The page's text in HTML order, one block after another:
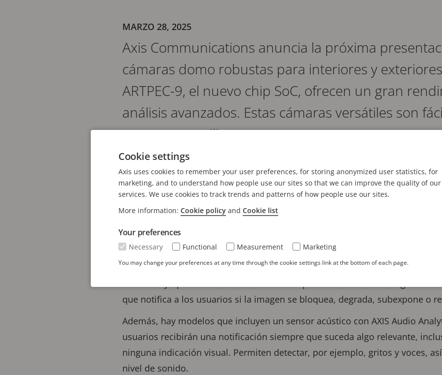
MARZO 28, 2025
Axis Communications anuncia la próxima
cámaras domo robustas para interiores y
ARTPEC-9, el nuevo chip SoC, ofrecen un gran
análisis avanzados. Estas cámaras versátiles son
mantener y utilizar.
La serie AXIS P32 ofrece una excelente calidad de imagen con una
Incluyen Lightfinder 2.0 y Forensic WDR para garantizar colores verdaderos
condiciones de iluminación deficiente o cuasi oscuridad. Además,
en condiciones de oscuridad total.
Basadas en ARTPEC-9, estas cámaras domo basadas en IA ofrecen un
permiten ejecutar aplicaciones de análisis impresionantes localmente.
Object Analytics preinstalado para detectar, clasificar, realizar seguimientos
que notifica a los usuarios si la imagen se bloquea, degrada, subexpone o
Además, hay modelos que incluyen un sensor acústico con AXIS Audio
usuarios recibirán una notificación siempre que suceda algo relevante,
ninguna indicación visual. Permiten detectar, por ejemplo, gritos y voces,
nivel de sonido.
Cookie settings
Axis uses cookies to remember your user preferences, for storing anonymized user statistics, for
marketing, and to understand how people use our sites so that we can improve the quality of our
services. We use cookies to track trends and patterns of how people use our sites.
More information: Cookie policy and Cookie list
Your preferences
Necessary Functional Measurement Marketing
You may change your preferences at any time through the cookie settings link at the bottom of each page.